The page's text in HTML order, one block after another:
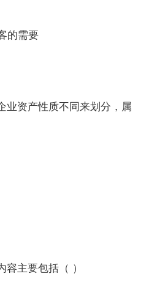
的需要
资产性质不同来划分，属
主要包括（ ）